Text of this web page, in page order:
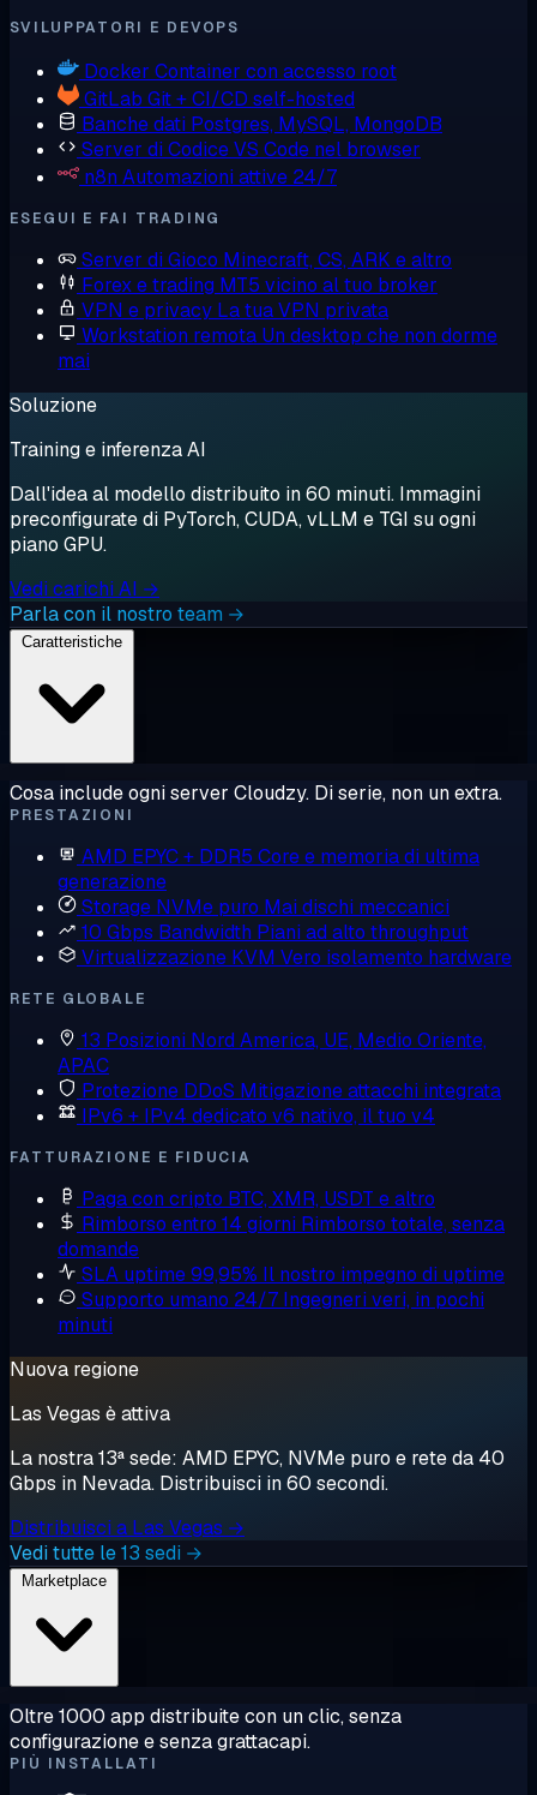
SVILUPPATORI E DEVOPS
Docker Container con accesso root
GitLab Git + CI/CD self-hosted
Banche dati Postgres, MySQL, MongoDB
Server di CodiceVS Code nel browser
n8n Automazioni attive 24/7
ESEGUI E FAI TRADING
Server di Gioco Minecraft, CS, ARK e altro
Forex e trading MT5 vicino al tuo broker
VPN e privacy La tua VPN privata
Workstation remota Un desktop che non dorme
mai
Soluzione
Training e inferenza AI
Dall'idea al modello distribuito in 60 minuti. Immagini
preconfigurate di PyTorch, CUDA, vLLM e TGI su ogni
piano GPU.
Vedi carichi AI →
Parla con il nostro team →
Cosa include ogni server Cloudzy. Di serie, non un extra.
PRESTAZIONI
AMD EPYC + DDR5 Core e memoria di ultima
generazione
Storage NVMe puro Mai dischi meccanici
10 Gbps Bandwidth Piani ad alto throughput
Virtualizzazione KVM Vero isolamento hardware
RETE GLOBALE
13 Posizioni Nord America, UE, Medio Oriente,
APAC
Protezione DDoS Mitigazione attacchi integrata
IPv6 + IPv4 dedicato v6 nativo, il tuo v4
FATTURAZIONE E FIDUCIA
Paga con cripto BTC, XMR, USDT e altro
Rimborso entro 14 giorni Rimborso totale, senza
domande
SLA uptime 99,95% Il nostro impegno di uptime
Supporto umano 24/7 Ingegneri veri, in pochi
minuti
Nuova regione
Las Vegas è attiva
La nostra 13ª sede: AMD EPYC, NVMe puro e rete da 40
Gbps in Nevada. Distribuisci in 60 secondi.
Distribuisci a Las Vegas →
Vedi tutte le 13 sedi →
Oltre 1000 app distribuite con un clic, senza
configurazione e senza grattacapi.
PIÙ INSTALLATI